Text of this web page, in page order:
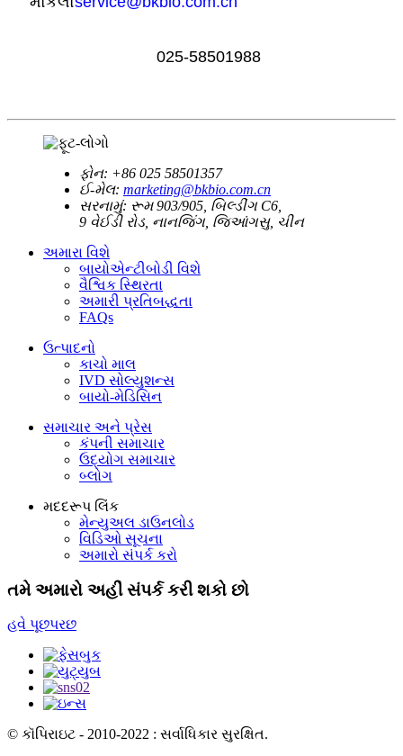
025-58501988
ફોન: +86 025 58501357
ઈ-મેલ: marketing@bkbio.com.cn
સરનામું: રૂમ 903/905, બિલ્ડીંગ C6,
9 વેઈડી રોડ, નાનજિંગ, જિઆંગસુ, ચીન
અમારા વિશે
બાયોએન્ટીબોડી વિશે
વૈશ્વિક સ્થિરતા
અમારી પ્રતિબદ્ધતા
FAQs
ઉત્પાદનો
કાચો માલ
IVD સોલ્યુશન્સ
બાયો-મેડિસિન
સમાચાર અને પ્રેસ
કંપની સમાચાર
ઉદ્યોગ સમાચાર
બ્લોગ
મદદરૂપ લિંક
મેન્યુઅલ ડાઉનલોડ
વિડિઓ સૂચના
અમારો સંપર્ક કરો
તમે અમારો અહીં સંપર્ક કરી શકો છો
હવે પૂછપરછ
© કૉપિરાઇટ - 2010-2022 : સર્વાધિકાર સુરક્ષિત.